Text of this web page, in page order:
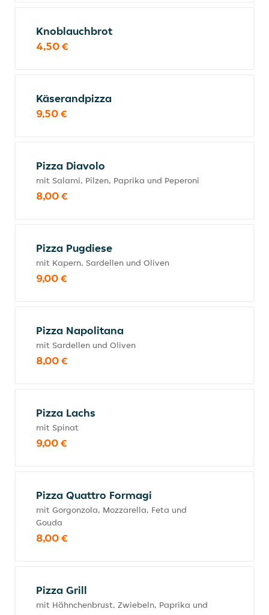
Knoblauchbrot
4,50 €
Käserandpizza
9,50 €
Pizza Diavolo
mit Salami, Pilzen, Paprika und Peperoni
8,00 €
Pizza Pugdiese
mit Kapern, Sardellen und Oliven
9,00 €
Pizza Napolitana
mit Sardellen und Oliven
8,00 €
Pizza Lachs
mit Spinat
9,00 €
Pizza Quattro Formagi
mit Gorgonzola, Mozzarella, Feta und
Gouda
8,00 €
Pizza Grill
mit Hähnchenbrust, Zwiebeln, Paprika und